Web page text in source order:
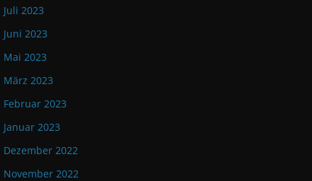
Juli 2023
Juni 2023
Mai 2023
März 2023
Februar 2023
Januar 2023
Dezember 2022
November 2022